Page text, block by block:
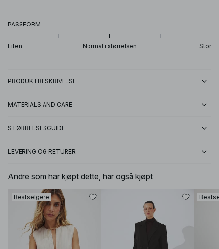
PASSFORM
Liten Normal i størrelsen Stor
PRODUKTBESKRIVELSE
MATERIALS AND CARE
STØRRELSESGUIDE
LEVERING OG RETURER
Andre som har kjøpt dette, har også kjøpt
Bestselgere